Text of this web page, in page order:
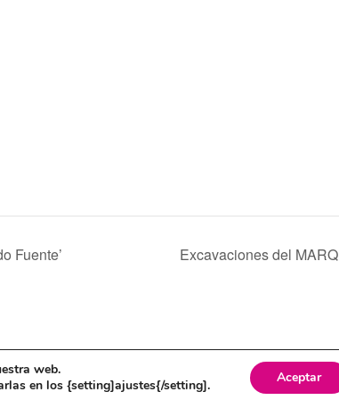
Fuente’ Excavaciones del MARQ
web.
en los {setting]ajustes{/setting].
Aceptar